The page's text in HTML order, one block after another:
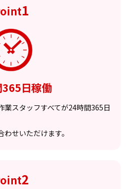
1
日稼働
業スタッフすべてが24時間365日
せいただけます。
2